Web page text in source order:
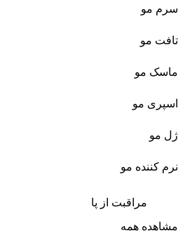
سرم مو
تافت مو
ماسک مو
اسپری مو
ژل مو
نرم کننده مو
مراقبت از پا
مشاهده همه